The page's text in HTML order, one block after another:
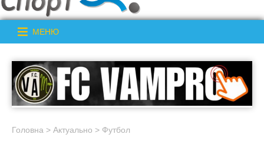
МЕНЮ
Головна > Актуально > Футбол